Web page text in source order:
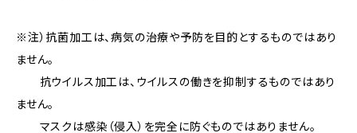
※注）抗菌加工は、病気の治療や予防を目的とするものではあり
ません。
抗ウイルス加工は、ウイルスの働きを抑制するものではあり
ません。
マスクは感染（侵入）を完全に防ぐものではありません。